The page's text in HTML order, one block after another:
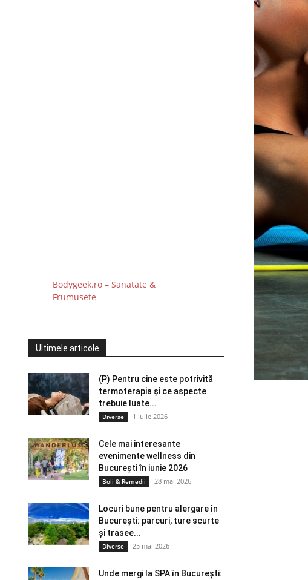
Bodygeek.ro – Sanatate &
Frumusete
Ultimele articole
(P) Pentru cine este potrivită
termoterapia și ce aspecte
trebuie luate...
Diverse 1 iulie 2026
Cele mai interesante
evenimente wellness din
București în iunie 2026
Boli & Remedii 28 mai 2026
Locuri bune pentru alergare în
București: parcuri, ture scurte
și trasee...
Diverse 25 mai 2026
Unde mergi la SPA în București: